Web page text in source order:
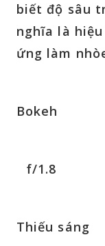
biết độ sâu
nghĩa là
ứng làm
Bokeh
f/1.8
Thiếu sáng